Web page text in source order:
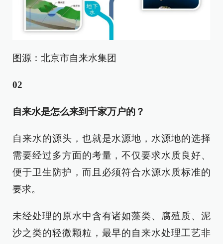
图源：北京市自来水集团
02
自来水是怎么来到千家万户的？
自来水的源头，也就是水源地，水源地的选择
需要经过多方面的考量，不仅要求水质良好、
便于卫生防护，而且必须符合水源水质标准的
要求。
未经处理的原水中含有诸如藻类、腐殖质、泥
沙之类的轻微颗粒，最早的自来水处理工艺非